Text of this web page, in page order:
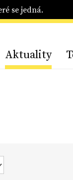
se jedná.
Aktuality